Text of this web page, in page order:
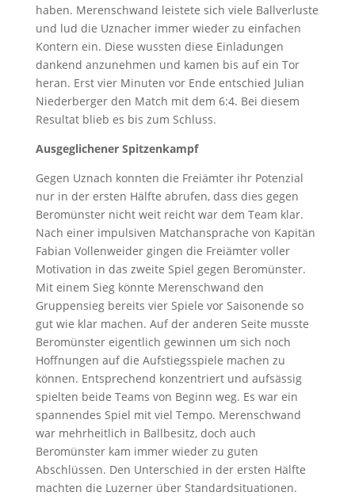
haben. Merenschwand leistete sich viele Ballverluste
und lud die Uznacher immer wieder zu einfachen
Kontern ein. Diese wussten diese Einladungen
dankend anzunehmen und kamen bis auf ein Tor
heran. Erst vier Minuten vor Ende entschied Julian
Niederberger den Match mit dem 6:4. Bei diesem
Resultat blieb es bis zum Schluss.
Ausgeglichener Spitzenkampf
Gegen Uznach konnten die Freiämter ihr Potenzial
nur in der ersten Hälfte abrufen, dass dies gegen
Beromünster nicht weit reicht war dem Team klar.
Nach einer impulsiven Matchansprache von Kapitän
Fabian Vollenweider gingen die Freiämter voller
Motivation in das zweite Spiel gegen Beromünster.
Mit einem Sieg könnte Merenschwand den
Gruppensieg bereits vier Spiele vor Saisonende so
gut wie klar machen. Auf der anderen Seite musste
Beromünster eigentlich gewinnen um sich noch
Hoffnungen auf die Aufstiegsspiele machen zu
können. Entsprechend konzentriert und aufsässig
spielten beide Teams von Beginn weg. Es war ein
spannendes Spiel mit viel Tempo. Merenschwand
war mehrheitlich in Ballbesitz, doch auch
Beromünster kam immer wieder zu guten
Abschlüssen. Den Unterschied in der ersten Hälfte
machten die Luzerner über Standardsituationen.